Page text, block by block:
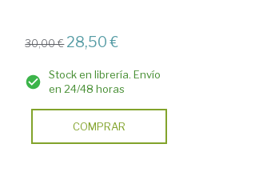
30,00 € 28,50 €
Stock en librería. Envío
en 24/48 horas
COMPRAR